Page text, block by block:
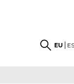
EU